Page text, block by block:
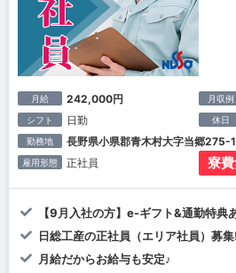
月給 242,000円 月収例
シフト 日勤 休日
勤務地 長野県小県郡青木村大字当郷
雇用形態 正社員 寮
【9月入社の方】e-ギフト&通勤特典
日総工産の正社員（エリア社員）募集!
月給だからお給与も安定♪